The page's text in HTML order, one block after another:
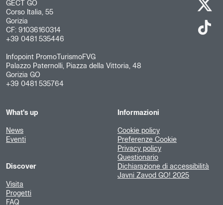
GECT GO
Corso Italia, 55
Gorizia
CF: 91036160314
+39 0481 535446
Infopoint PromoTurismoFVG
Palazzo Paternolli, Piazza della Vittoria, 48
Gorizia GO
+39 0481 535764
What's up
News
Eventi
Discover
Visita
Progetti
FAQ
Informazioni
Cookie policy
Preferenze Cookie
Privacy policy
Questionario
Dichiarazione di accessibilità
Javni Zavod GO! 2025